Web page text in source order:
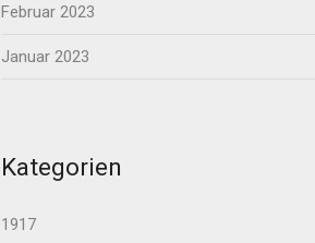
Februar 2023
Januar 2023
Kategorien
1917